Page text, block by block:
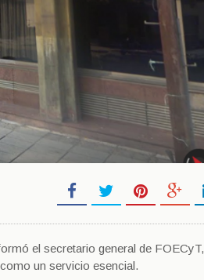
el secretario general de FOECyT,
un servicio esencial.